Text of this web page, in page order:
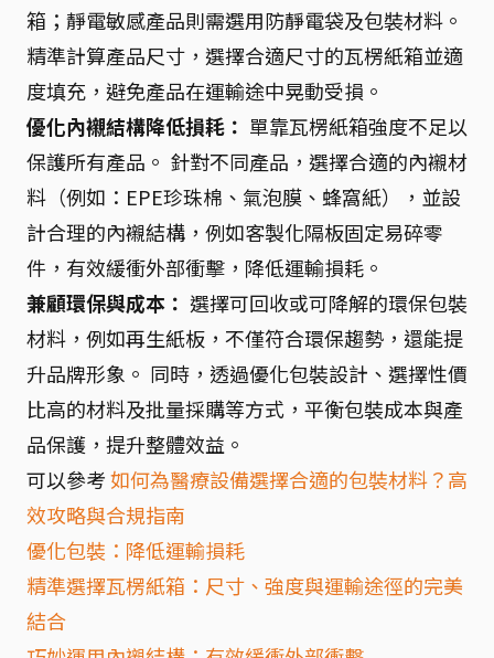
箱；靜電敏感產品則需選用防靜電袋及包裝材料。
精準計算產品尺寸，選擇合適尺寸的瓦楞紙箱並適
度填充，避免產品在運輸途中晃動受損。
優化內襯結構降低損耗： 單靠瓦楞紙箱強度不足以
保護所有產品。 針對不同產品，選擇合適的內襯材
料（例如：EPE珍珠棉、氣泡膜、蜂窩紙），並設
計合理的內襯結構，例如客製化隔板固定易碎零
件，有效緩衝外部衝擊，降低運輸損耗。
兼顧環保與成本： 選擇可回收或可降解的環保包裝
材料，例如再生紙板，不僅符合環保趨勢，還能提
升品牌形象。 同時，透過優化包裝設計、選擇性價
比高的材料及批量採購等方式，平衡包裝成本與產
品保護，提升整體效益。
可以參考如何為醫療設備選擇合適的包裝材料？高
效攻略與合規指南
優化包裝：降低運輸損耗
精準選擇瓦楞紙箱：尺寸、強度與運輸途徑的完美
結合